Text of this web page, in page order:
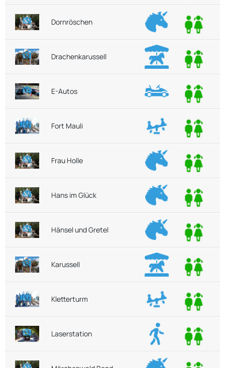
Dornröschen
Drachenkarussell
E-Autos
Fort Mauli
Frau Holle
Hans im Glück
Hänsel und Gretel
Karussell
Kletterturm
Laserstation